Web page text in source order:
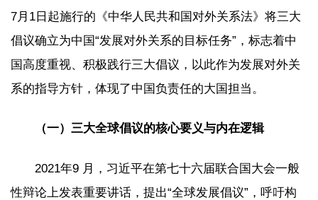
7月1日起施行的《中华人民共和国对外关系法》将三大
倡议确立为中国“发展对外关系的目标任务”，标志着中
国高度重视、积极践行三大倡议，以此作为发展对外关
系的指导方针，体现了中国负责任的大国担当。
（一）三大全球倡议的核心要义与内在逻辑
2021年9 月，习近平在第七十六届联合国大会一般
性辩论上发表重要讲话，提出“全球发展倡议”，呼吁构